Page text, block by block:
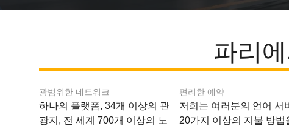
파리
광범위한 네트워크
하나의 플랫폼, 34개 이상의 관
광지, 전 세계 700개 이상의 노
편리한 예약
저희는 여러분의 언어 서
20가지 이상의 지불 방법